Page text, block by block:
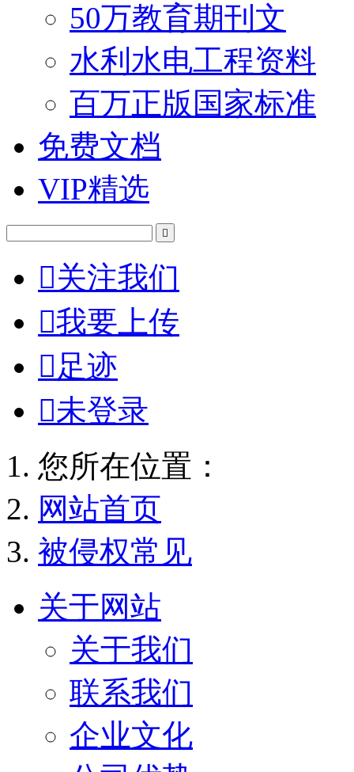
50万教育期刊文
水利水电工程资料
百万正版国家标准
免费文档
VIP精选

关注我们
我要上传
足迹
未登录
您所在位置：
网站首页
被侵权常见
关于网站
关于我们
联系我们
企业文化